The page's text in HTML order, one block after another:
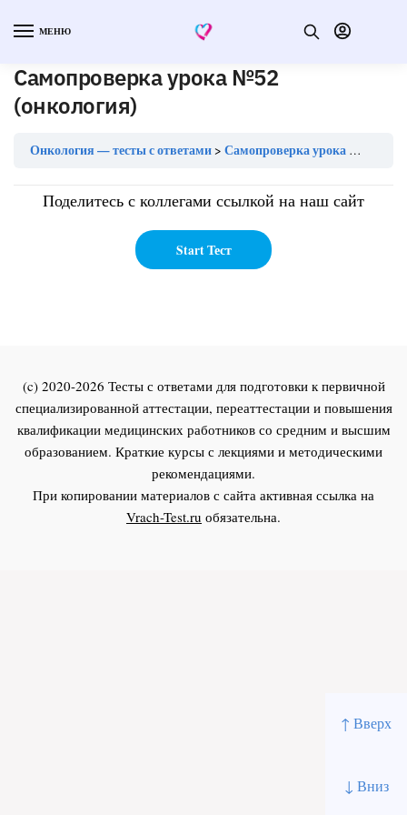
↑ Вверх
↓ Вниз
МЕНЮ
Самопроверка урока №52
(онкология)
Онкология — тесты с ответами Самопроверка урока №52 (онкология)
Поделитесь с коллегами ссылкой на наш сайт
(c) 2020-2026 Тесты с ответами для подготовки к первичной
специализированной аттестации, переаттестации и повышения
квалификации медицинских работников со средним и высшим
образованием. Краткие курсы с лекциями и методическими
рекомендациями.
При копировании материалов с сайта активная ссылка на
Vrach-Test.ru обязательна.